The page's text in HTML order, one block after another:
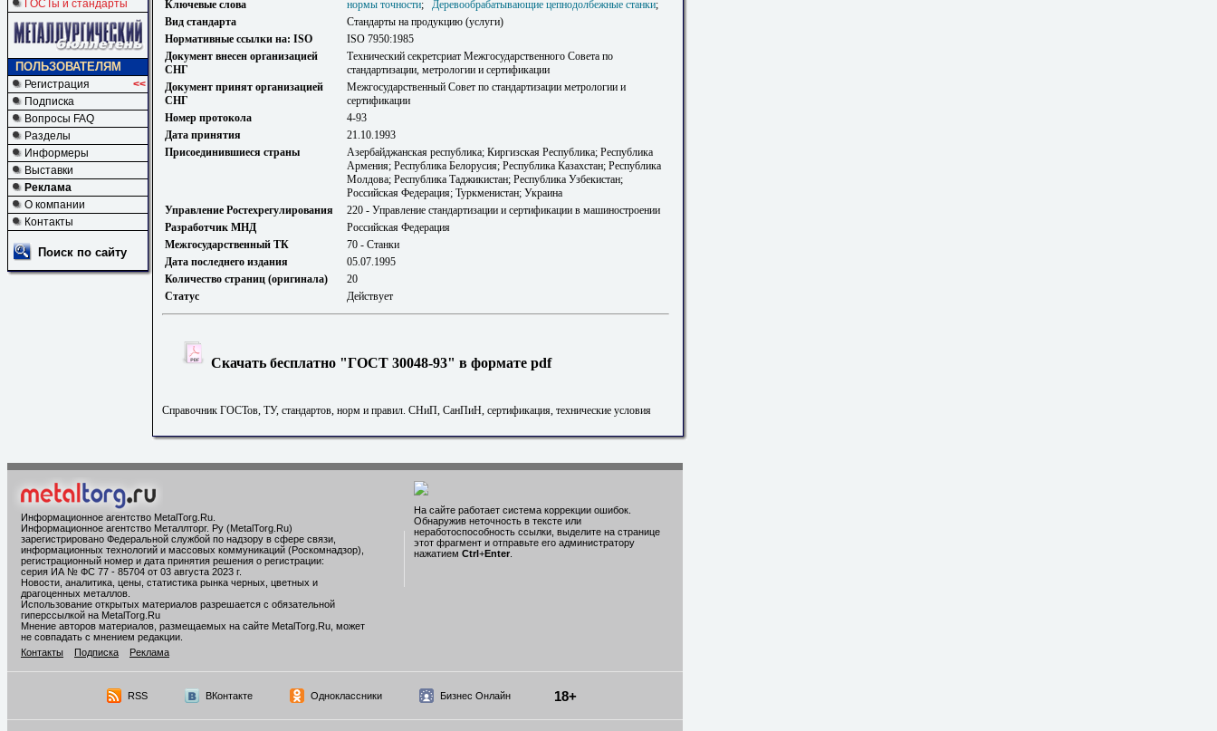
ГОСТы и стандарты
ПОЛЬЗОВАТЕЛЯМ
Регистрация
<<
Подписка
Вопросы FAQ
Разделы
Информеры
Выставки
Реклама
О компании
Контакты
Поиск по сайту
Ключевые слова
нормы точности; Деревообрабатывающие цепнодолбежные станки;
Вид стандарта
Стандарты на продукцию (услуги)
Нормативные ссылки на: ISO
ISO 7950:1985
Документ внесен организацией
СНГ
Технический секретсриат Межгосударственного Совета по
стандартизации, метрологии и сертификации
Документ принят организацией
СНГ
Межгосударственный Совет по стандартизации метрологии и
сертификации
Номер протокола
4-93
Дата принятия
21.10.1993
Присоединившиеся страны
Азербайджанская республика; Киргизская Республика; Республика
Армения; Республика Белорусия; Республика Казахстан; Республика
Молдова; Республика Таджикистан; Республика Узбекистан;
Российская Федерация; Туркменистан; Украина
Управление Ростехрегулирования
220 - Управление стандартизации и сертификации в машиностроении
Разработчик МНД
Российская Федерация
Межгосударственный ТК
70 - Станки
Дата последнего издания
05.07.1995
Количество страниц (оригинала)
20
Статус
Действует
Скачать бесплатно "ГОСТ 30048-93" в формате pdf
Справочник ГОСТов, ТУ, стандартов, норм и правил. СНиП, СанПиН, сертификация, технические условия
Информационное агентство MetalTorg.Ru
Информационное агентство Металлторг. Ру (MetalTorg.Ru)
зарегистрировано Федеральной службой по надзору в сфере связи,
информационных технологий и массовых коммуникаций (Роскомнадзор),
регистрационный номер и дата принятия решения о регистрации:
серия ИА № ФС 77 - 85704 от 03 августа 2023 г.
Новости, аналитика, цены, статистика рынка черных, цветных и
драгоценных металлов.
Использование открытых материалов разрешается с обязательной
гиперссылкой на MetalTorg.Ru
Мнение авторов материалов, размещаемых на сайте MetalTorg.Ru, может
не совпадать с мнением редакции.
Контакты
Подписка Реклама
На сайте работает система коррекции ошибок.
Обнаружив неточность в тексте или
неработоспособность ссылки, выделите на странице
этот фрагмент и отправьте его администратору
нажатием Ctrl+Enter
RSS ВКонтакте Одноклассники Бизнес Онлайн 18+